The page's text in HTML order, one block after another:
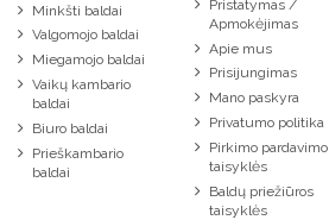
Minkšti baldai
Valgomojo baldai
Miegamojo baldai
Vaikų kambario
baldai
Biuro baldai
Prieškambario
baldai
Pristatymas /
Apmokėjimas
Apie mus
Prisijungimas
Mano paskyra
Privatumo politika
Pirkimo pardavimo
taisyklės
Baldų priežiūros
taisyklės